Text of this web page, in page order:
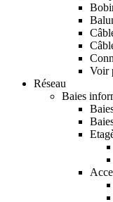
Voir
Réseau
Baies